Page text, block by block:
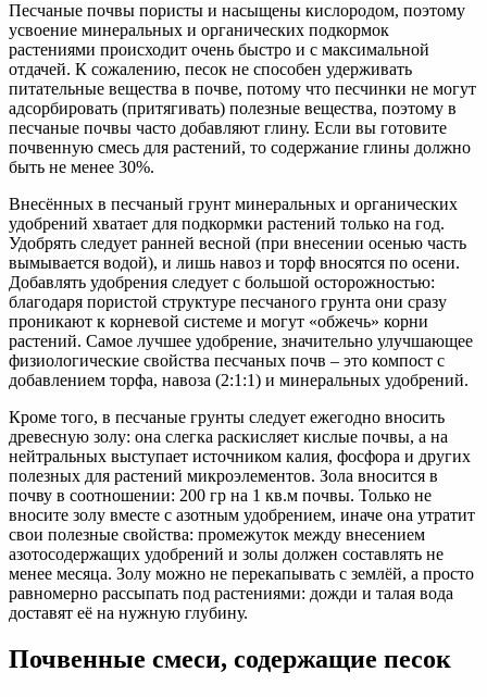
Песчаные почвы пористы и насыщены кислородом, поэтому
усвоение минеральных и органических подкормок
растениями происходит очень быстро и с максимальной
отдачей. К сожалению, песок не способен удерживать
питательные вещества в почве, потому что песчинки не могут
адсорбировать (притягивать) полезные вещества, поэтому в
песчаные почвы часто добавляют глину. Если вы готовите
почвенную смесь для растений, то содержание глины должно
быть не менее 30%.
Внесённых в песчаный грунт минеральных и органических
удобрений хватает для подкормки растений только на год.
Удобрять следует ранней весной (при внесении осенью часть
вымывается водой), и лишь навоз и торф вносятся по осени.
Добавлять удобрения следует с большой осторожностью:
благодаря пористой структуре песчаного грунта они сразу
проникают к корневой системе и могут «обжечь» корни
растений. Самое лучшее удобрение, значительно улучшающее
физиологические свойства песчаных почв – это компост с
добавлением торфа, навоза (2:1:1) и минеральных удобрений.
Кроме того, в песчаные грунты следует ежегодно вносить
древесную золу: она слегка раскисляет кислые почвы, а на
нейтральных выступает источником калия, фосфора и других
полезных для растений микроэлементов. Зола вносится в
почву в соотношении: 200 гр на 1 кв.м почвы. Только не
вносите золу вместе с азотным удобрением, иначе она утратит
свои полезные свойства: промежуток между внесением
азотосодержащих удобрений и золы должен составлять не
менее месяца. Золу можно не перекапывать с землёй, а просто
равномерно рассыпать под растениями: дожди и талая вода
доставят её на нужную глубину.
Почвенные смеси, содержащие песок